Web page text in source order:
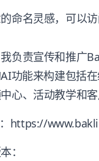
命名灵感，可以
负责宣传和推广
功能来构建包括
心、活动教学和客
https://
：